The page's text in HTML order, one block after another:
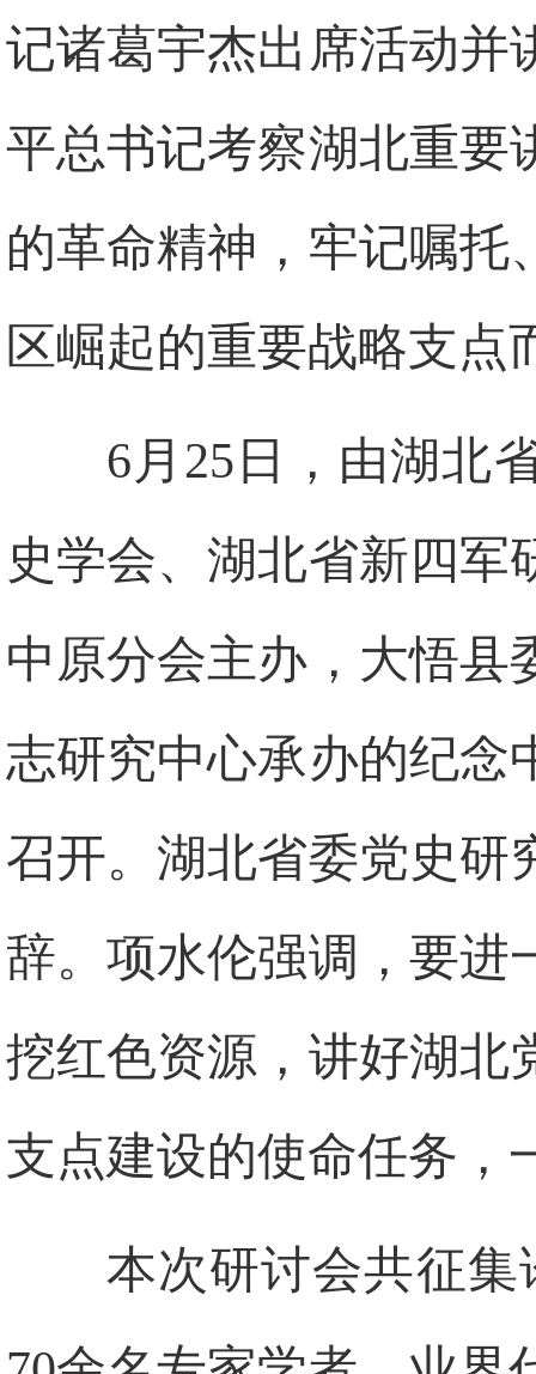
记诸葛宇杰出席活动并
平总书记考察湖北重要
的革命精神，牢记嘱托
区崛起的重要战略支点
6月25日，由湖北
史学会、湖北省新四军
中原分会主办，大悟县
志研究中心承办的纪念
召开。湖北省委党史研
辞。项水伦强调，要进
挖红色资源，讲好湖北
支点建设的使命任务，
本次研讨会共征集